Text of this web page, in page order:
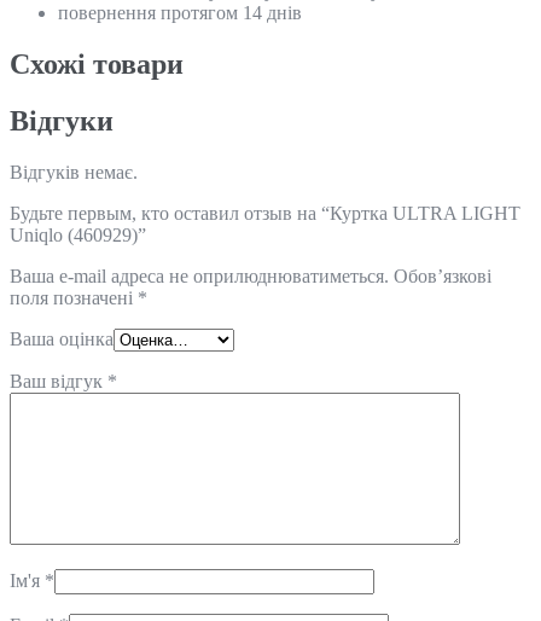
повернення протягом 14 днів
Схожi товари
Відгуки
Відгуків немає.
Будьте первым, кто оставил отзыв на “Куртка ULTRA LIGHT
Uniqlo (460929)”
Ваша e-mail адреса не оприлюднюватиметься. Обов’язкові
поля позначені *
Ваша оцінка
Ваш відгук *
Ім'я *